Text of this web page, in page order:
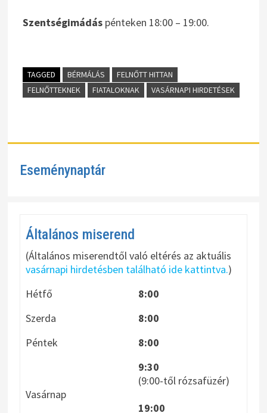
Szentségimádás pénteken 18:00 – 19:00.
TAGGED BÉRMÁLÁS
FELNŐTT HITTAN
FELNŐTTEKNEK
FIATALOKNAK VASÁRNAPI HIRDETÉSEK
Eseménynaptár
Általános miserend
(Általános miserendtől való eltérés az aktuális
vasárnapi hirdetésben található ide kattintva.)
Hétfő
8:00
Szerda
8:00
Péntek
8:00
Vasárnap
9:30
(9:00-től rózsafüzér)
19:00